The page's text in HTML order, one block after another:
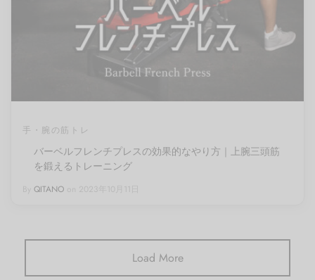
手・腕の筋トレ
バーベルフレンチプレスの効果的なやり方｜上腕三頭筋
を鍛えるトレーニング
QITANO
Load More